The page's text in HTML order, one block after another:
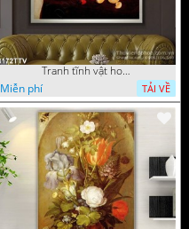
Tranh tĩnh vật hoa quả sơn dầu trang trí phòng ngủ
Miễn phí
TẢI VỀ